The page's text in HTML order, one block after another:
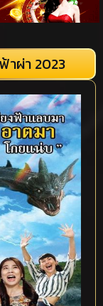
าผ่า 2023